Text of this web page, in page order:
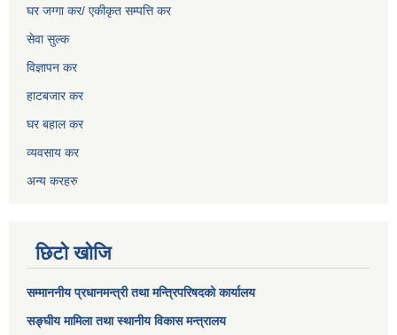
घर जग्गा कर/ एकीकृत सम्पत्ति कर
सेवा सुल्क
विज्ञापन कर
हाटबजार कर
घर बहाल कर
व्यवसाय कर
अन्य करहरु
छिटो खोजि
सम्माननीय प्रधानमन्त्री तथा मन्त्रिपरिषद‌को कार्यालय
सङ्घीय मामिला तथा स्थानीय विकास मन्त्रालय